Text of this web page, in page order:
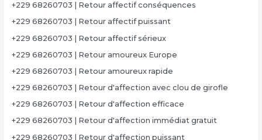
+229 68260703 | Retour affectif conséquences
+229 68260703 | Retour affectif puissant
+229 68260703 | Retour affectif sérieux
+229 68260703 | Retour amoureux Europe
+229 68260703 | Retour amoureux rapide
+229 68260703 | Retour d'affection avec clou de girofle
+229 68260703 | Retour d'affection efficace
+229 68260703 | Retour d'affection immédiat gratuit
+229 68260703 | Retour d'affection puissant